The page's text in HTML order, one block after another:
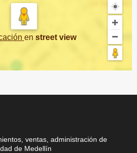
en street view
ventas, administración de
de Medellín